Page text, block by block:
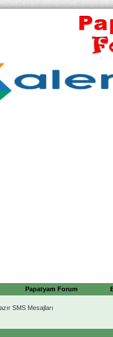
Papatyam Forum
SMS Mesajları